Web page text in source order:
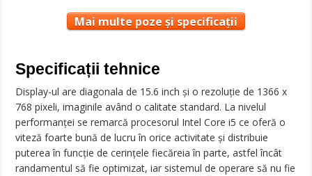
Mai multe poze și specificații
Specificații tehnice
Display-ul are diagonala de 15.6 inch și o rezoluție de 1366 x
768 pixeli, imaginile având o calitate standard. La nivelul
performanței se remarcă procesorul Intel Core i5 ce oferă o
viteză foarte bună de lucru în orice activitate și distribuie
puterea în funcție de cerințele fiecăreia în parte, astfel încât
randamentul să fie optimizat, iar sistemul de operare să nu fie